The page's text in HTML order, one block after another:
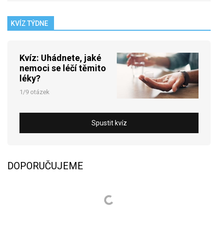
KVÍZ TÝDNE
Kvíz: Uhádnete, jaké
nemoci se léčí těmito
léky?
1/9 otázek
Spustit kvíz
DOPORUČUJEME